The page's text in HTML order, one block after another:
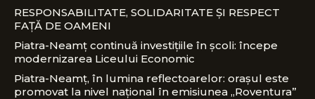
RESPONSABILITATE, SOLIDARITATE ȘI RESPECT
FAȚĂ DE OAMENI
Piatra-Neamț continuă investițiile în școli: începe
modernizarea Liceului Economic
Piatra-Neamț, în lumina reflectoarelor: orașul este
promovat la nivel național în emisiunea „Roventura”